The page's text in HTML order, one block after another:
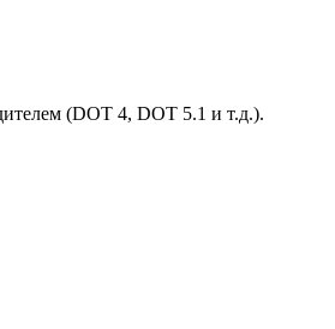
(DOT 4, DOT 5.1 и т.д.).